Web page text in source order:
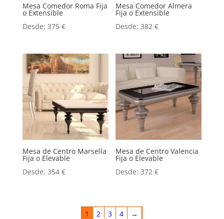
Mesa Comedor Roma Fija
o Extensible
Desde: 375 €
Mesa Comedor Almera
Fija o Extensible
Desde:382€
Mesa de Centro Marsella
Fija o Elevable
Desde: 354 €
Mesa de Centro Valencia
Fija o Elevable
Desde:372€
1 2 3 4 →